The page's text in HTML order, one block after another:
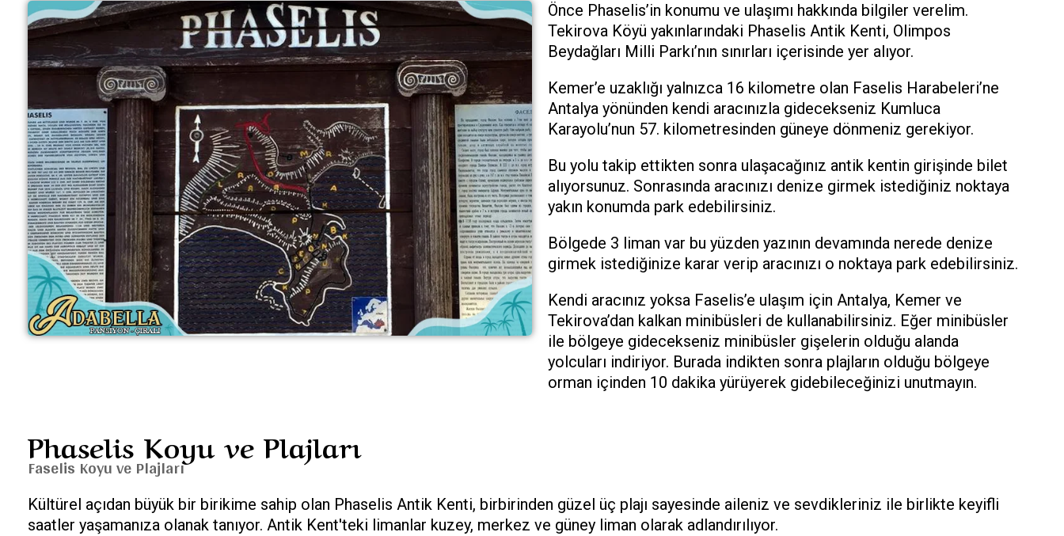
Önce Phaselis’in konumu ve ulaşımı hakkında bilgiler verelim.
Tekirova Köyü yakınlarındaki Phaselis Antik Kenti, Olimpos
Beydağları Milli Parkı’nın sınırları içerisinde yer alıyor.
Kemer’e uzaklığı yalnızca 16 kilometre olan Faselis Harabeleri’ne
Antalya yönünden kendi aracınızla gidecekseniz Kumluca
Karayolu’nun 57. kilometresinden güneye dönmeniz gerekiyor.
Bu yolu takip ettikten sonra ulaşacağınız antik kentin girişinde bilet
alıyorsunuz. Sonrasında aracınızı denize girmek istediğiniz noktaya
yakın konumda park edebilirsiniz.
Bölgede 3 liman var bu yüzden yazının devamında nerede denize
girmek istediğinize karar verip aracınızı o noktaya park edebilirsiniz.
Kendi aracınız yoksa Faselis’e ulaşım için Antalya, Kemer ve
Tekirova’dan kalkan minibüsleri de kullanabilirsiniz. Eğer minibüsler
ile bölgeye gidecekseniz minibüsler gişelerin olduğu alanda
yolcuları indiriyor. Burada indikten sonra plajların olduğu bölgeye
orman içinden 10 dakika yürüyerek gidebileceğinizi unutmayın.
Phaselis Koyu ve Plajları
Faselis Koyu ve Plajları
Kültürel açıdan büyük bir birikime sahip olan Phaselis Antik Kenti, birbirinden güzel üç plajı sayesinde aileniz ve sevdikleriniz ile birlikte keyifli
saatler yaşamanıza olanak tanıyor. Antik Kent'teki limanlar kuzey, merkez ve güney liman olarak adlandırılıyor.